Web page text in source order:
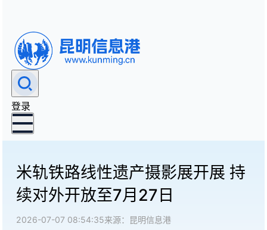
登录
米轨铁路线性遗产摄影展开展 持
续对外开放至7月27日
2026-07-07 08:54:35来源：昆明信息港